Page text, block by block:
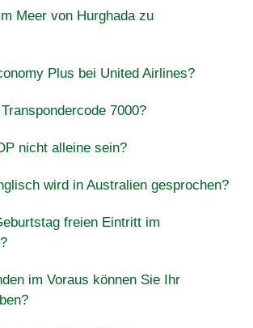
Meer von Hurghada zu
Plus bei United Airlines?
7000?
nicht alleine sein?
wird in Australien gesprochen?
freien Eintritt im
im Voraus können Sie Ihr